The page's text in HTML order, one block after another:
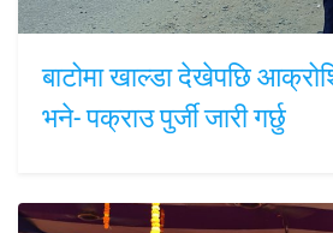
बाटोमा खाल्डा देखेपछि
भने- पक्राउ पुर्जी जारी गर्छु